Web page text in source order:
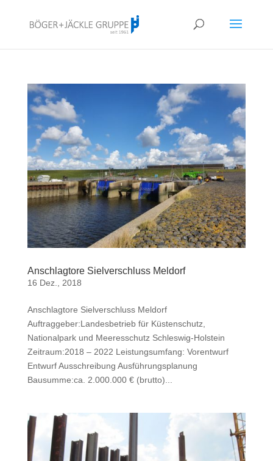
Anschlagtore Sielverschluss Meldorf
16 Dez., 2018
Anschlagtore Sielverschluss Meldorf
Auftraggeber:Landesbetrieb für Küstenschutz,
Nationalpark und Meeresschutz Schleswig-Holstein
Zeitraum:2018 – 2022 Leistungsumfang: Vorentwurf
Entwurf Ausschreibung Ausführungsplanung
Bausumme:ca. 2.000.000 € (brutto)...